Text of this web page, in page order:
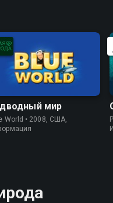
мир
World • 2008, США,